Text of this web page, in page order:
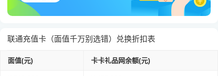
联通充值卡（面值千万别选错）兑换折扣表
面值(元) 卡卡礼品网余额(元)